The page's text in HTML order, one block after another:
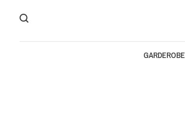
GARDEROBE